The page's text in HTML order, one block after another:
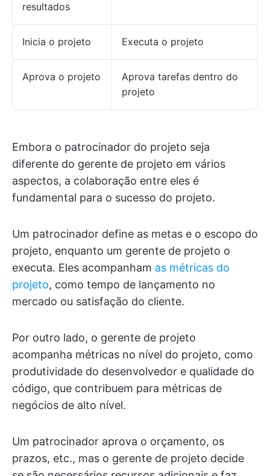
resultados
Inicia o projeto Executa o projeto
Aprova o projeto
Aprova tarefas dentro do
projeto
Embora o patrocinador do projeto seja
diferente do gerente de projeto em vários
aspectos, a colaboração entre eles é
fundamental para o sucesso do projeto.
Um patrocinador define as metas e o escopo do
projeto, enquanto um gerente de projeto o
executa. Eles acompanham as métricas do
projeto, como tempo de lançamento no
mercado ou satisfação do cliente.
Por outro lado, o gerente de projeto
acompanha métricas no nível do projeto, como
produtividade do desenvolvedor e qualidade do
código, que contribuem para métricas de
negócios de alto nível.
Um patrocinador aprova o orçamento, os
prazos, etc., mas o gerente de projeto decide